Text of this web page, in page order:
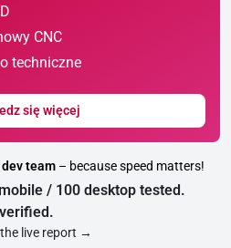
CNC
techniczne
się więcej
dev team– because speed matters!
/ 100 desktop tested.
verified.
the live report →